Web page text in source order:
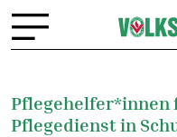
Pflegedienst in